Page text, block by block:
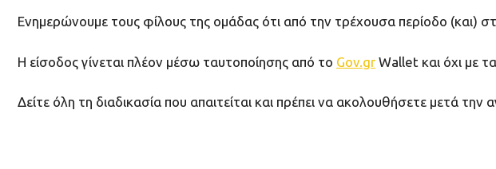
Ενημερώνουμε τους φίλους της ομάδας ότι από την τρέχουσα περίοδο (και)
Η είσοδος γίνεται πλέον μέσω ταυτοποίησης από το Gov.gr Wallet και όχι με
Δείτε όλη τη διαδικασία που απαιτείται και πρέπει να ακολουθήσετε μετά